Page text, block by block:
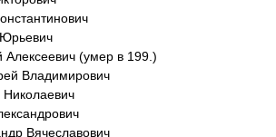
Алексеевич (умер в 199.)
Владимирович
Вячеславович